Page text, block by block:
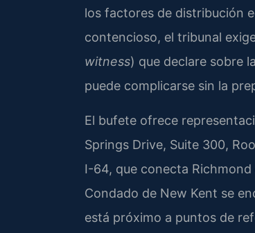
los factores de distribución
contencioso, el tribunal
witness) que declare sobre
puede complicarse sin la
El bufete ofrece
Springs Drive, Suite 300,
I-64, que conecta Richmond
Condado de New Kent se
está próximo a puntos de